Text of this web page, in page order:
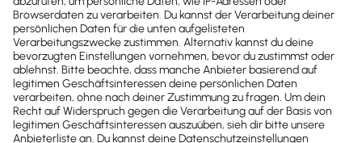
Nachweis von Kosten
Dietatsächlich entstandenen Kostenmüssen
durchRechnungenoderQuittungennachgewiesen
werden. Derprivate Nutzungswertist der Anteil an
den Gesamtkosten deines Autos, der auf deine